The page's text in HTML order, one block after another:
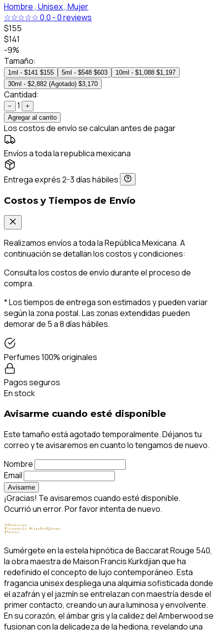
Hombre , Unisex , Mujer
☆☆☆☆☆0.0 -0 reviews
$155
$141
-9%
Tamaño:
1ml - $141 $155 5ml - $548 $603 10ml - $1,088 $1,197
30ml - $2,882 (Agotado) $3,170
Cantidad:
− 1
+
Agregar al carrito
Los costos de envío se calculan antes de pagar
Envíos a toda la republica mexicana
Entrega exprés 2-3 días hábiles
Costos y Tiempos de Envío
Realizamos envíos a toda la República Mexicana. A
continuación se detallan los costos y condiciones:
Consulta los costos de envío durante el proceso de
compra.
* Los tiempos de entrega son estimados y pueden variar
según la zona postal. Las zonas extendidas pueden
demorar de 5 a 8 días hábiles.
Perfumes 100% originales
Pagos seguros
En stock
Avisarme cuando esté disponible
Este tamaño está agotado temporalmente. Déjanos tu
correo y te avisaremos en cuanto lo tengamos de nuevo.
Nombre
Email
Avisarme
¡Gracias! Te avisaremos cuando esté disponible.
Ocurrió un error. Por favor intenta de nuevo.
Sumérgete en la estela hipnótica de Baccarat Rouge 540,
la obra maestra de Maison Francis Kurkdjian que ha
redefinido el concepto de lujo contemporáneo. Esta
fragancia unisex despliega una alquimia sofisticada donde
el azafrán y el jazmín se entrelazan con maestría desde el
primer contacto, creando un aura luminosa y envolvente.
En su corazón, el ámbar gris y la calidez del Amberwood se
fusionan con la delicadeza de la hediona, revelando una